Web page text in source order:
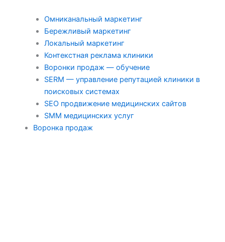
Омниканальный маркетинг
Бережливый маркетинг
Локальный маркетинг
Контекстная реклама клиники
Воронки продаж — обучение
SERM — управление репутацией клиники в
поисковых системах
SEO продвижение медицинских сайтов
SMM медицинских услуг
Воронка продаж